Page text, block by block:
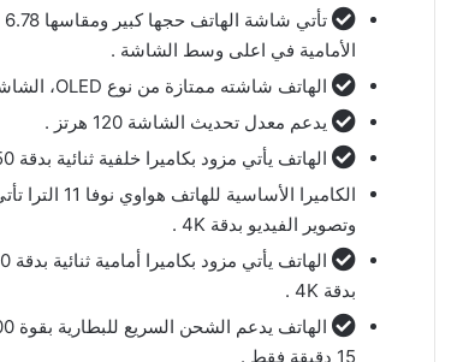
الأمامية في اعلى وسط الشاشة .
الهاتف شاشته ممتازة من نوع OLED، الشاشة تدعم تقنية HDR10 وتأتي محمية بطبقة زجاج من نوع Kunlun Glass .
يدعم معدل تحديث الشاشة 120 هرتز .
الهاتف يأتي مزود بكاميرا خلفية ثنائية بدقة 50 و 8 ميجابكسل.
وتصوير الفيديو بدقة 4K .
بدقة 4K .
15 دقيقة فقط .